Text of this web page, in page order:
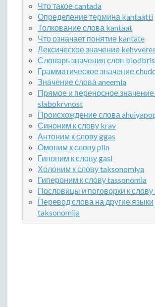
Что такое cantada
Определение термина kantaatti
Толкование слова kantaat
Что означает понятие kantate
Лексическое значение
Словарь значения слов
Грамматическое значение
Значение слова aneemia
Прямое и переносное значение
slabokrvnost
Происхождение слова
Синоним к слову krav
Антоним к слову ggas
Омоним к слову plin
Гипоним к слову gasi
Холоним к слову taksonomiya
Гипероним к слову tassonomia
Пословицы и поговорки к
Перевод слова на другие языки
taksonomija